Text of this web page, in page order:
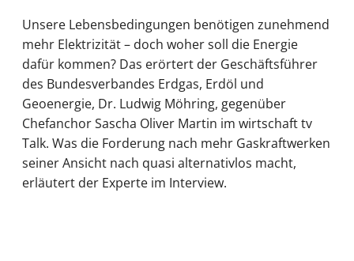
Unsere Lebensbedingungen benötigen zunehmend
mehr Elektrizität – doch woher soll die Energie
dafür kommen? Das erörtert der Geschäftsführer
des Bundesverbandes Erdgas, Erdöl und
Geoenergie, Dr. Ludwig Möhring, gegenüber
Chefanchor Sascha Oliver Martin im wirtschaft tv
Talk. Was die Forderung nach mehr Gaskraftwerken
seiner Ansicht nach quasi alternativlos macht,
erläutert der Experte im Interview.